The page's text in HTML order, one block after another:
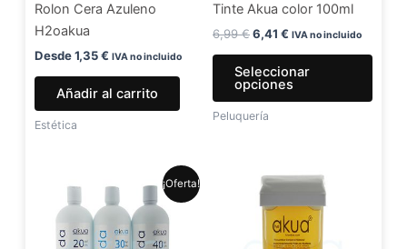
Rolon Cera Azuleno
H2oakua
Desde1,35€ IVA no incluido
Añadir al carrito
Estética
Tinte Akua color 100ml
6,99€6,41 € IVA no incluido
Seleccionar
opciones
en
Peluquería
¡Oferta!
original
era:
5,99 €.
precio
actual
4,99 €.
Este
producto